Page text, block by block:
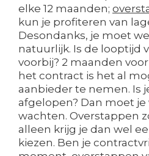
elke 12 maanden;
kun je profiteren van
Desondanks, je moet
natuurlijk. Is de looptijd
voorbij? 2 maanden
het contract is het al
aanbieder te nemen. Is
afgelopen? Dan moet
wachten. Overstappen
alleen krijg je dan wel
kiezen. Ben je